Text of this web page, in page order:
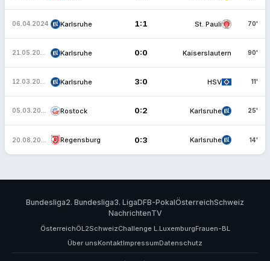
06.04.2024 Karlsruhe 1:1 St. Pauli 70'
Karlsruhe 0:0 Kaiserslautern 90'
Karlsruhe 3:0 HSV 11'
Rostock 0:2 Karlsruhe 25'
Regensburg 0:3 Karlsruhe 14'
Bundesliga2. Bundesliga3. LigaDFB-PokalÖsterreichSchweiz
NachrichtenTV
ÖsterreichÖL2SchweizChallenge L.LuxemburgFrauen-BL
Über unsKontaktImpressumDatenschutz